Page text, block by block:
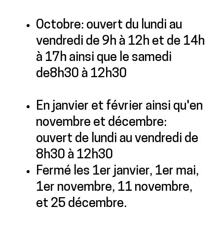
Octobre: ouvert du lundi au
vendredi de 9h à 12h et de 14h
à 17h ainsi que le samedi
de8h30 à 12h30
En janvier et février ainsi qu'en
novembre et décembre:
ouvert de lundi au vendredi de
8h30 à 12h30
Fermé les 1er janvier, 1er mai,
1er novembre, 11 novembre,
et 25 décembre.